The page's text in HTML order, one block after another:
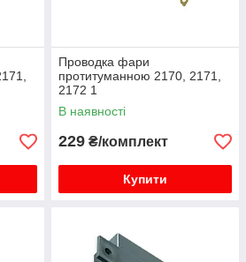
Проводка фари
протитуманною 2170, 2171,
2172 1
В наявності
229 ₴/комплект
Купити